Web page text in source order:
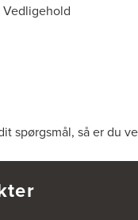
Vedligehold
spørgsmål, så er du